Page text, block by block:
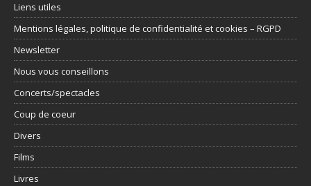
Liens utiles
Mentions légales, politique de confidentialité et cookies – RGPD
Newsletter
Nous vous conseillons
Concerts/spectacles
Coup de coeur
Divers
Films
Livres